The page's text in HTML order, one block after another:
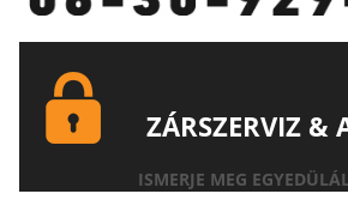
ZÁRSZERVIZ &
ISMERJE MEG